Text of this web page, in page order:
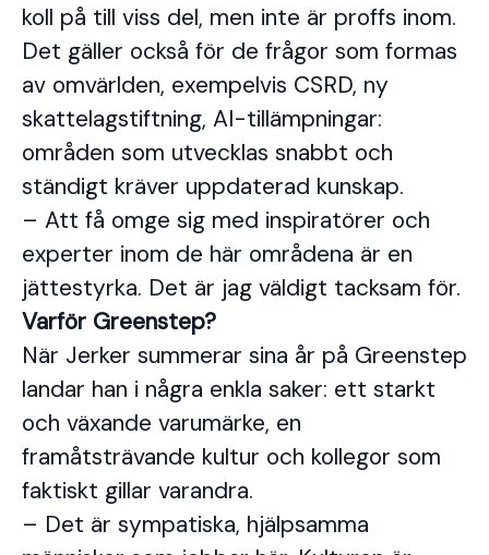
koll på till viss del, men inte är proffs inom.
Det gäller också för de frågor som formas
av omvärlden, exempelvis CSRD, ny
skattelagstiftning, AI-tillämpningar:
områden som utvecklas snabbt och
ständigt kräver uppdaterad kunskap.
– Att få omge sig med inspiratörer och
experter inom de här områdena är en
jättestyrka. Det är jag väldigt tacksam för.
Varför Greenstep?
När Jerker summerar sina år på Greenstep
landar han i några enkla saker: ett starkt
och växande varumärke, en
framåtsträvande kultur och kollegor som
faktiskt gillar varandra.
– Det är sympatiska, hjälpsamma